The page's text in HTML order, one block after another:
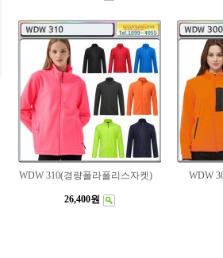
WDW 310(경량폴라폴리스자켓)
26,400원
WDW